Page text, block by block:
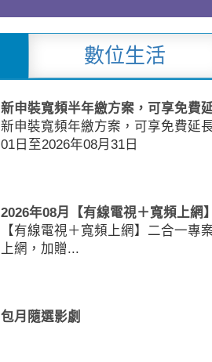
數位生活
新申裝寬頻半年繳方案，可享免費
新申裝寬頻年繳方案，可享免費延
01日至2026年08月31日
2026年08月【有線電視＋寬頻上網
【有線電視＋寬頻上網】二合一專
上網，加贈...
包月隨選影劇